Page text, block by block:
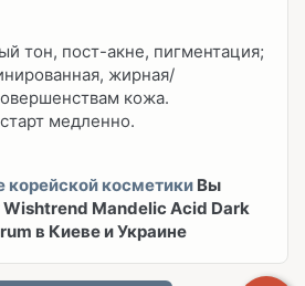
тон, пост-акне, пигментация;
жирная/
кожа.
медленно.
корейской косметики Вы
Mandelic Acid Dark
в Киеве и Украине